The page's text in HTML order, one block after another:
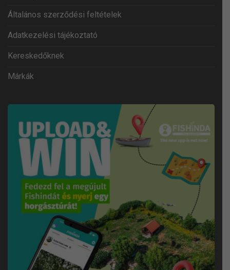
Általános szerződési feltételek
Adatkezelési tájékoztató
Kereskedőknek
Márkák